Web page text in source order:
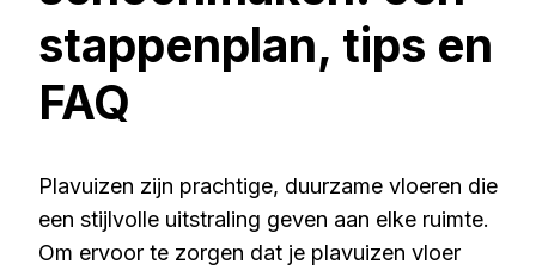
stappenplan, tips en
FAQ
Plavuizen zijn prachtige, duurzame vloeren die
een stijlvolle uitstraling geven aan elke ruimte.
Om ervoor te zorgen dat je plavuizen vloer